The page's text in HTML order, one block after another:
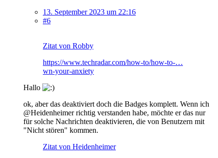
13. September 2023 um 22:16
#6
Zitat von Robby
https://www.techradar.com/how-to/how-to-…
wn-your-anxiety
Hallo
ok, aber das deaktiviert doch die Badges komplett. Wenn ich
@Heidenheimer richtig verstanden habe, möchte er das nur
für solche Nachrichten deaktivieren, die von Benutzern mit
"Nicht stören" kommen.
Zitat von Heidenheimer